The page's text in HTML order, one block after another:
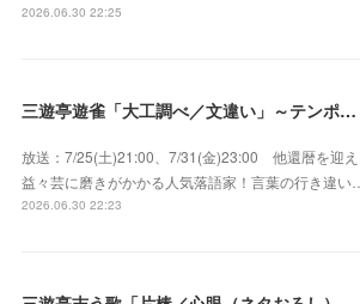
2026.06.30 22:25
三遊亭遊雀「大工調べ／文違い」～テンポよくたたみかける語り口で人気・実力とも屈指！
放送：7/25(土)21:00、7/31(金)23:00 他還暦を迎え
益々芸に磨きがかかる人気落語家！言葉の行き違い…
2026.06.30 22:23